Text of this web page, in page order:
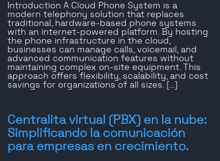
Introduction A Cloud Phone System is a
modern telephony solution that replaces
traditional, hardware-based phone systems
with an internet-powered platform. By hosting
the phone infrastructure in the cloud,
businesses can manage calls, voicemail, and
advanced communication features without
maintaining complex on-site equipment. This
approach offers flexibility, scalability, and cost
savings for organizations of all sizes. […]
Centralita virtual (PBX) en la nube:
Simplificando la comunicación
para empresas en crecimiento.